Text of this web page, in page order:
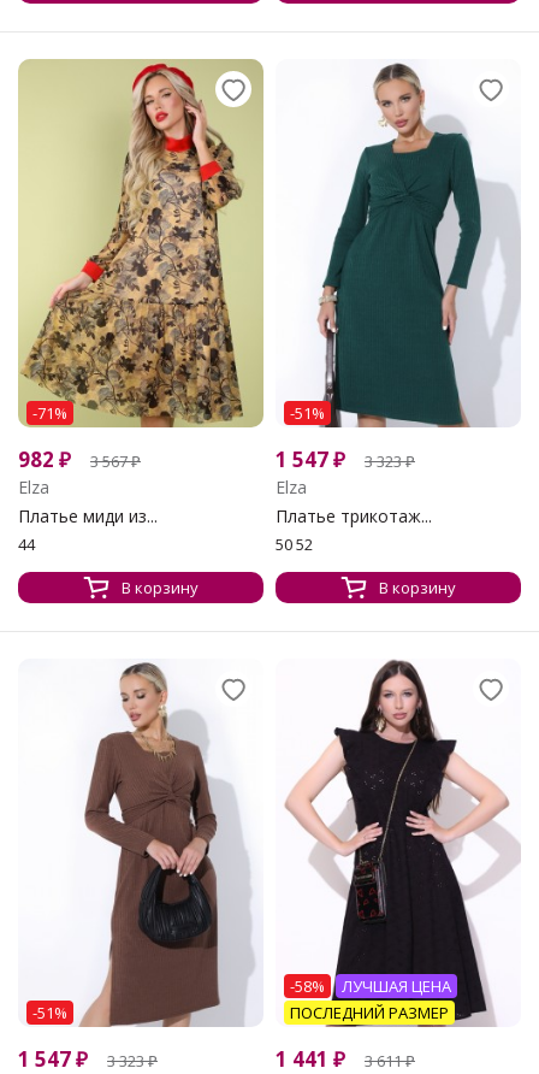
-71%
982 ₽ 3 567₽
Elza
Платье миди из...
44
В корзину
-51%
1 547₽ 3 323₽
Elza
Платье трикотаж...
50 52
В корзину
-51%
1 547₽ 3 323₽
-58%
ЛУЧШАЯ ЦЕНА
ПОСЛЕДНИЙ РАЗМЕР
1 441 ₽ 3 611₽